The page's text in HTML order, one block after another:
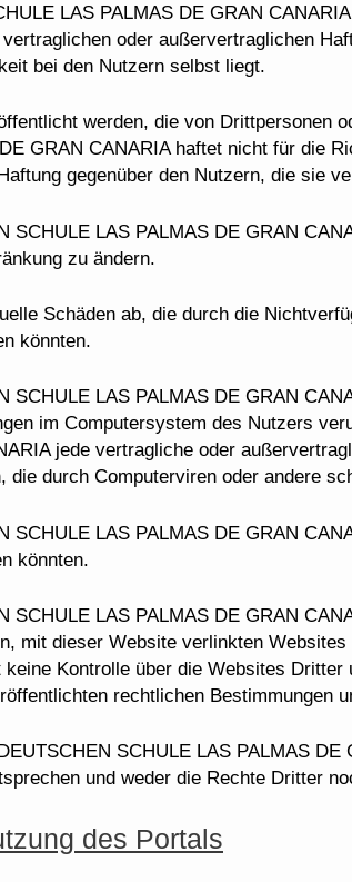
LAS PALMAS DE GRAN
oder außervertraglichen
bei den Nutzern selbst liegt.
werden, die von Drittpersonen
GRAN CANARIA haftet nicht für die
gegenüber den Nutzern, die sie
SCHULE LAS PALMAS DE GRAN
zu ändern.
Schäden ab, die durch die
könnten.
SCHULE LAS PALMAS DE GRAN
im Computersystem des Nutzers
jede vertragliche oder
die durch Computerviren oder andere
SCHULE LAS PALMAS DE GRAN
könnten.
SCHULE LAS PALMAS DE GRAN
mit dieser Website verlinkten
keine Kontrolle über die Websites
rechtlichen Bestimmungen
SCHULE LAS PALMAS
und weder die Rechte Dritter
des Portals